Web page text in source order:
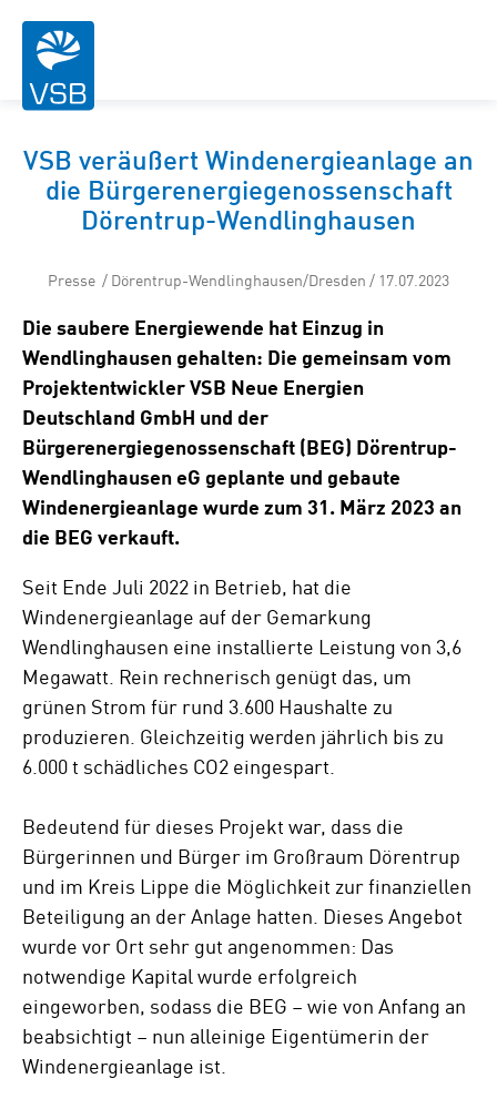
VSB veräußert Windenergieanlage an
die Bürgerenergiegenossenschaft
Dörentrup-Wendlinghausen
Presse / Dörentrup-Wendlinghausen/Dresden / 17.07.2023
Die saubere Energiewende hat Einzug in
Wendlinghausen gehalten: Die gemeinsam vom
Projektentwickler VSB Neue Energien
Deutschland GmbH und der
Bürgerenergiegenossenschaft (BEG) Dörentrup-
Wendlinghausen eG geplante und gebaute
Windenergieanlage wurde zum 31. März 2023 an
die BEG verkauft.
Seit Ende Juli 2022 in Betrieb, hat die
Windenergieanlage auf der Gemarkung
Wendlinghausen eine installierte Leistung von 3,6
Megawatt. Rein rechnerisch genügt das, um
grünen Strom für rund 3.600 Haushalte zu
produzieren. Gleichzeitig werden jährlich bis zu
6.000 t schädliches CO2 eingespart.
Bedeutend für dieses Projekt war, dass die
Bürgerinnen und Bürger im Großraum Dörentrup
und im Kreis Lippe die Möglichkeit zur finanziellen
Beteiligung an der Anlage hatten. Dieses Angebot
wurde vor Ort sehr gut angenommen: Das
notwendige Kapital wurde erfolgreich
eingeworben, sodass die BEG – wie von Anfang an
beabsichtigt – nun alleinige Eigentümerin der
Windenergieanlage ist.